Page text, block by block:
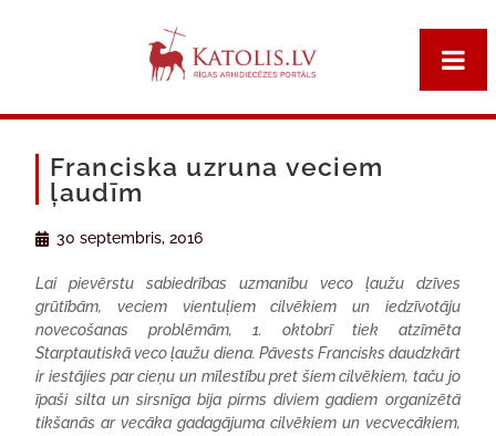
Franciska uzruna veciem
ļaudīm
30 septembris, 2016
Lai pievērstu sabiedrības uzmanību veco ļaužu dzīves
grūtībām, veciem vientuļiem cilvēkiem un iedzīvotāju
novecošanas problēmām, 1. oktobrī tiek atzīmēta
Starptautiskā veco ļaužu diena. Pāvests Francisks daudzkārt
ir iestājies par cieņu un mīlestību pret šiem cilvēkiem, taču jo
īpaši silta un sirsnīga bija pirms diviem gadiem organizētā
tikšanās ar vecāka gadagājuma cilvēkiem un vecvecākiem,